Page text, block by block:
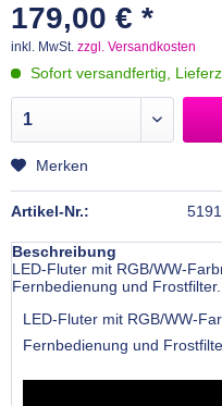
179,00 € *
inkl. MwSt. zzgl. Versandkosten
Sofort versandfertig,
Merken
Artikel-Nr.:
Beschreibung
LED-Fluter mit RGB/WW-
Fernbedienung und
LED-Fluter mit RGB/WW-
Fernbedienung und